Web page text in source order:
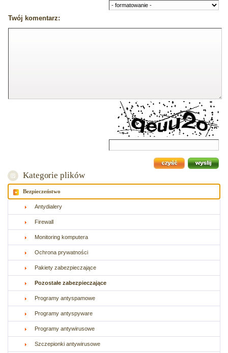
Twój komentarz:
Kategorie plików
Bezpieczeństwo
Antydialery
Firewall
Monitoring komputera
Ochrona prywatności
Pakiety zabezpieczające
Pozostałe zabezpieczające
Programy antyspamowe
Programy antyspyware
Programy antywirusowe
Szczepionki antywirusowe